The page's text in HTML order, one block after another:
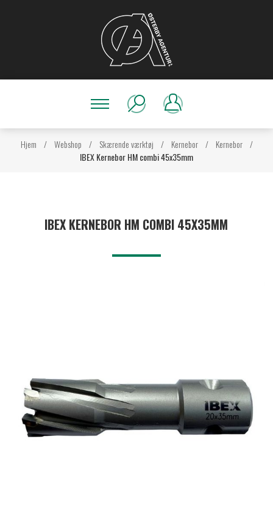
Hjem / Webshop / Skærende værktøj / Kernebor / Kernebor /
IBEX Kernebor HM combi 45x35mm
IBEX KERNEBOR HM COMBI 45X35MM